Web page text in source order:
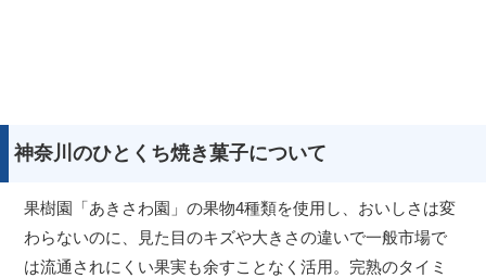
神奈川のひとくち焼き菓子について
果樹園「あきさわ園」の果物4種類を使用し、おいしさは変
わらないのに、見た目のキズや大きさの違いで一般市場で
は流通されにくい果実も余すことなく活用。完熟のタイミ